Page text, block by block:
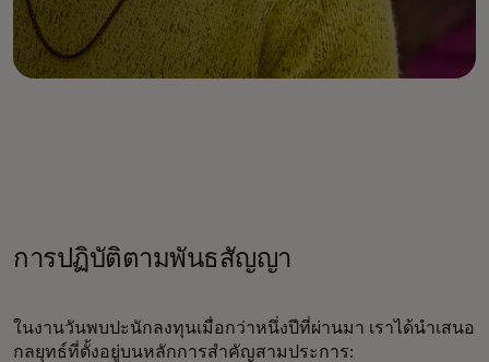
การปฏิบัติตามพันธสัญญา
ในงานวันพบปะนักลงทุนเมื่อกว่าหนึ่งปีที่ผ่านมา เราได้นำเสนอ
กลยุทธ์ที่ตั้งอยู่บนหลักการสำคัญสามประการ: